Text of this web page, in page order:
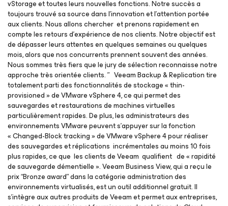
vStorage et toutes leurs nouvelles fonctions. Notre succès a
toujours trouvé sa source dans l’innovation et l’attention portée
aux clients. Nous allons chercher et prenons rapidement en
compte les retours d’expérience de nos clients. Notre objectif est
de dépasser leurs attentes en quelques semaines ou quelques
mois, alors que nos concurrents prennent souvent des années.
Nous sommes très fiers que le jury de sélection reconnaisse notre
approche très orientée clients. ” Veeam Backup & Replication tire
totalement parti des fonctionnalités de stockage « thin-
provisioned » de VMware vSphere 4, ce qui permet des
sauvegardes et restaurations de machines virtuelles
particulièrement rapides. De plus, les administrateurs des
environnements VMware peuvent s’appuyer sur la fonction
« Changed-Block tracking » de VMware vSphere 4 pour réaliser
des sauvegardes et réplications incrémentales au moins 10 fois
plus rapides, ce que les clients de Veeam qualifient de « rapidité
de sauvegarde démentielle ». Veeam Business View, qui a reçu le
prix “Bronze award” dans la catégorie administration des
environnements virtualisés, est un outil additionnel gratuit. Il
s’intègre aux autres produits de Veeam et permet aux entreprises,